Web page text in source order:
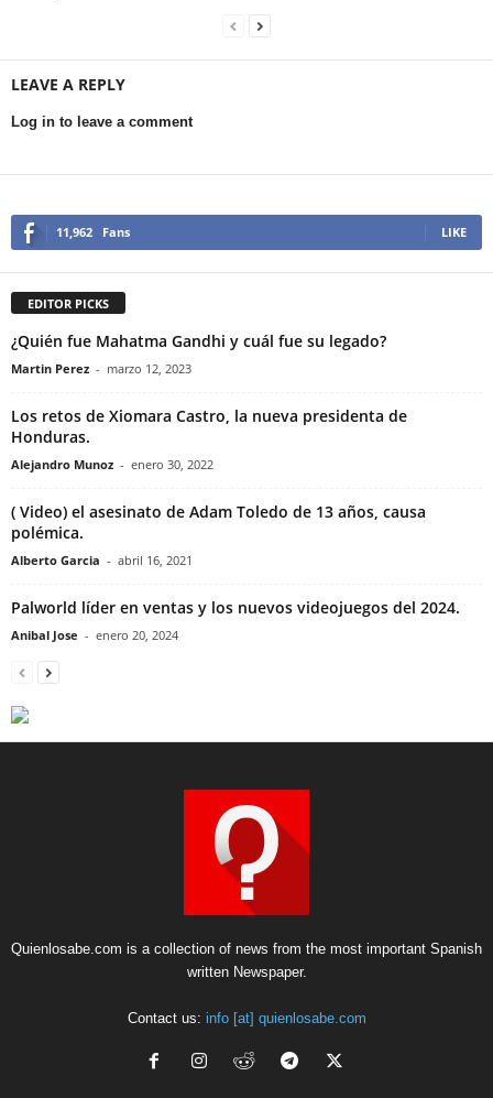
LEAVE A REPLY
Log in to leave a comment
11,962 Fans LIKE
EDITOR PICKS
¿Quién fue Mahatma Gandhi y cuál fue su legado?
Martin Perez - marzo 12, 2023
Los retos de Xiomara Castro, la nueva presidenta de
Honduras.
Alejandro Munoz - enero 30, 2022
( Video) el asesinato de Adam Toledo de 13 años, causa
polémica.
Alberto Garcia - abril 16, 2021
Palworld líder en ventas y los nuevos videojuegos del 2024.
Anibal Jose - enero 20, 2024
Quienlosabe.com is a collection of news from the most important Spanish
written Newspaper.
Contact us: info [at] quienlosabe.com